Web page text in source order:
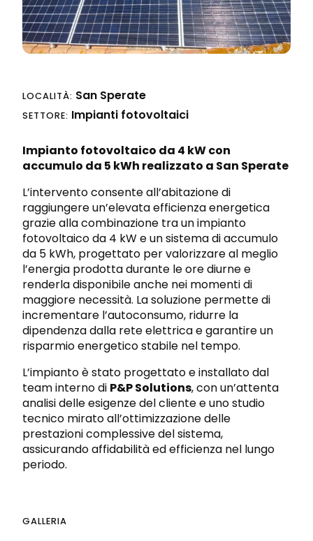
Progettazione integrata
Sicurezza sul lavoro e nei cantieri
Richiedi preventivo
LOCALITÀ: San Sperate
SETTORE: Impianti fotovoltaici
Impianto fotovoltaico da 4 kW con
accumulo da 5 kWh realizzato a San Sperate
L’intervento consente all’abitazione di
raggiungere un’elevata efficienza energetica
grazie alla combinazione tra un impianto
fotovoltaico da 4 kW e un sistema di accumulo
da 5 kWh, progettato per valorizzare al meglio
l’energia prodotta durante le ore diurne e
renderla disponibile anche nei momenti di
maggiore necessità. La soluzione permette di
incrementare l’autoconsumo, ridurre la
dipendenza dalla rete elettrica e garantire un
risparmio energetico stabile nel tempo.
L’impianto è stato progettato e installato dal
team interno di P&P Solutions, con un’attenta
analisi delle esigenze del cliente e uno studio
tecnico mirato all’ottimizzazione delle
prestazioni complessive del sistema,
assicurando affidabilità ed efficienza nel lungo
periodo.
GALLERIA